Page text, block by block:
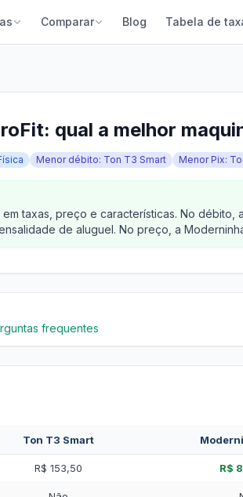
Comparar Blog Tabela de
qual a melhor
Menor débito: Ton T3 Smart Menor Pix:
taxas, preço e características. No
de aluguel. No preço, a
frequentes
Ton T3 Smart
R$ 153,50 R$